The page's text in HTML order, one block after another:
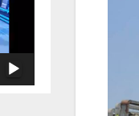
الفيديو